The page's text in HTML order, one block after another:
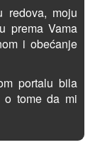
redova, moju
prema Vama
i obećanje
portalu bila
o tome da mi